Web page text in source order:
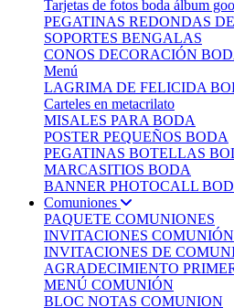
Tarjetas de fotos boda álbum
PEGATINAS REDONDAS
SOPORTES BENGALAS
CONOS DECORACIÓN
Menú
LAGRIMA DE FELICIDA
Carteles en metacrilato
MISALES PARA BODA
POSTER PEQUEÑOS BODA
PEGATINAS BOTELLAS
MARCASITIOS BODA
BANNER PHOTOCALL
Comuniones
PAQUETE COMUNIONES
INVITACIONES
INVITACIONES DE
AGRADECIMIENTO
MENÚ COMUNIÓN
BLOC NOTAS COMUNION